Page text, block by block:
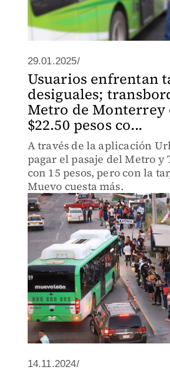
29.01.2025/
Usuarios enfrentan
desiguales;
Metro de Monterrey
$22.50 pesos co...
A través de la aplicación
pagar el pasaje del Metro y
con 15 pesos, pero con la
Muevo cuesta más.
14.11.2024/